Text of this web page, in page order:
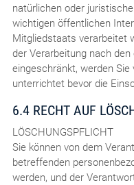
natürlichen oder
wichtigen öffentlichen
Mitgliedstaats verarbeitet
der Verarbeitung nach
eingeschränkt, werden
unterrichtet bevor die
6.4 RECHT AUF
LÖSCHUNGSPFLICHT
Sie können von dem
betreffenden
werden, und der